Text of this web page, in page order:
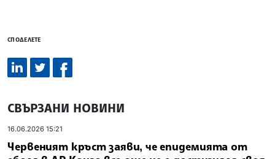
СПОДЕЛЕТЕ
СВЪРЗАНИ НОВИНИ
16.06.2026 15:21
Червеният кръст заяви, че епидемията от